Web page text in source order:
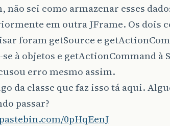
não sei como armazenar esses
em outra JFrame. Os dois
foram getSource e
à objetos e getActionCommand
erro mesmo assim.
da classe que faz isso tá aqui.
passar?
0pHqEenJ